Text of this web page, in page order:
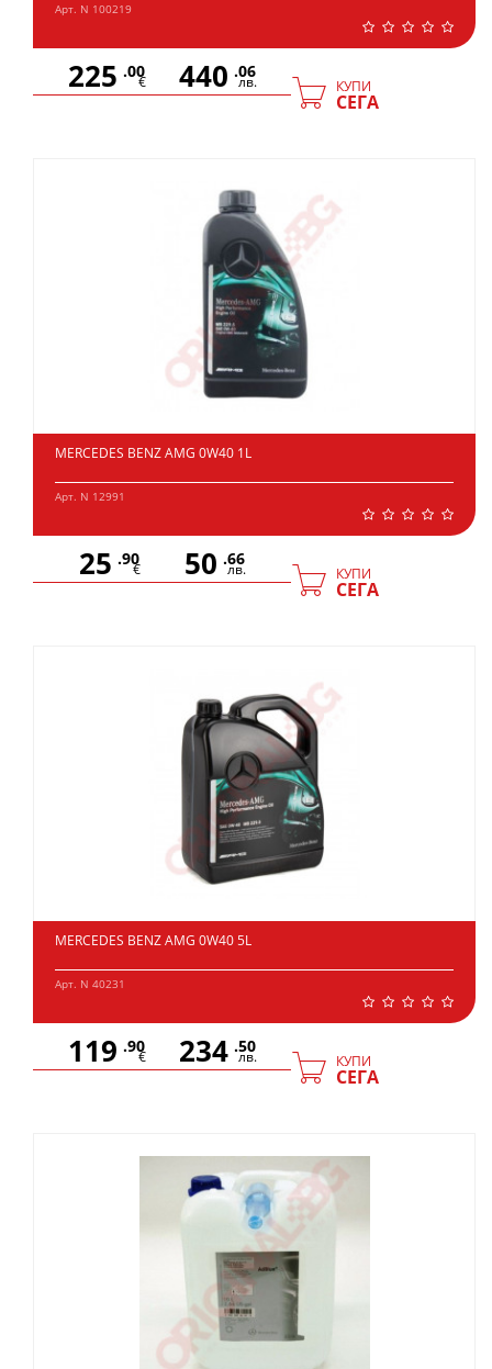
Арт. N 100219
225 .00
€ 440 .06
лв. КУПИ
СЕГА
MERCEDES BENZ AMG 0W40 1L
Арт. N 12991
25 .90
€ 50 .66
лв. КУПИ
СЕГА
MERCEDES BENZ AMG 0W40 5L
Арт. N 40231
119 .90
€ 234 .50
лв. КУПИ
СЕГА